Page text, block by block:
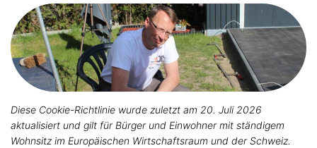
Diese Cookie-Richtlinie wurde zuletzt am 20. Juli 2026
aktualisiert und gilt für Bürger und Einwohner mit ständigem
Wohnsitz im Europäischen Wirtschaftsraum und der Schweiz.